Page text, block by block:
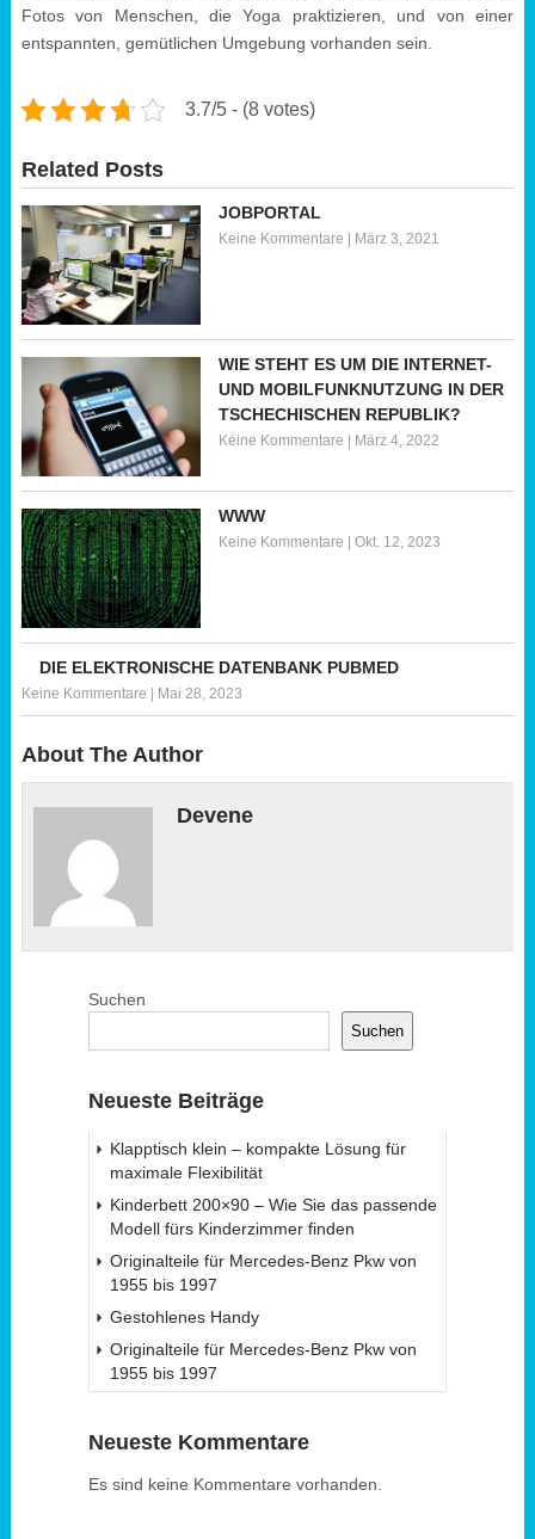
Fotos von Menschen, die Yoga praktizieren, und von einer
entspannten, gemütlichen Umgebung vorhanden sein.
3.7/5 - (8 votes)
Related Posts
JOBPORTAL
Keine Kommentare März 3, 2021
WIE STEHT ES UM DIE INTERNET-
UND MOBILFUNKNUTZUNG IN DER
TSCHECHISCHEN REPUBLIK?
Keine Kommentare März 4, 2022
WWW
Keine Kommentare | Okt. 12, 2023
DIE ELEKTRONISCHE DATENBANK PUBMED
Keine Kommentare | Mai 28, 2023
About The Author
Devene
Suchen
Suchen
Neueste Beiträge
Klapptisch klein – kompakte Lösung für
maximale Flexibilität
Kinderbett 200×90 – Wie Sie das passende
Modell fürs Kinderzimmer finden
Originalteile für Mercedes-Benz Pkw von
1955 bis 1997
Gestohlenes Handy
Originalteile für Mercedes-Benz Pkw von
1955 bis 1997
Neueste Kommentare
Es sind keine Kommentare vorhanden.